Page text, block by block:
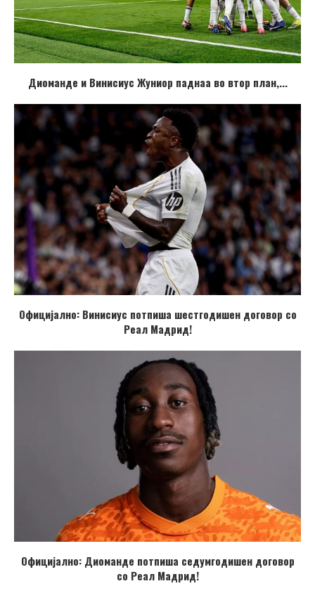
Диоманде и Винисиус Жуниор паднаа во втор план,...
Официјално: Винисиус потпиша шестгодишен договор со
Реал Мадрид!
Официјално: Диоманде потпиша седумгодишен договор
со Реал Мадрид!